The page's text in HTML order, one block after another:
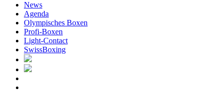
News
Agenda
Olympisches Boxen
Profi-Boxen
Light-Contact
SwissBoxing